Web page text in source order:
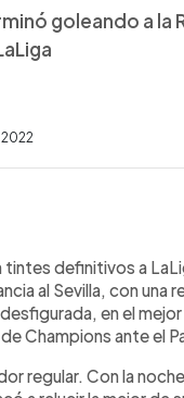
goleando a la
tintes definitivos a
al Sevilla, con una
en el
Champions ante el
regular. Con la